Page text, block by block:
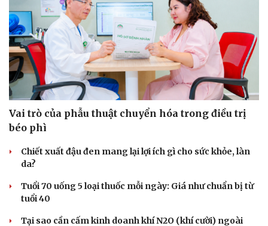
Vai trò của phẫu thuật chuyển hóa trong điều trị
béo phì
Chiết xuất đậu đen mang lại lợi ích gì cho sức khỏe, làn
da?
Tuổi 70 uống 5 loại thuốc mỗi ngày: Giá như chuẩn bị từ
tuổi 40
Tại sao cần cấm kinh doanh khí N2O (khí cười) ngoài